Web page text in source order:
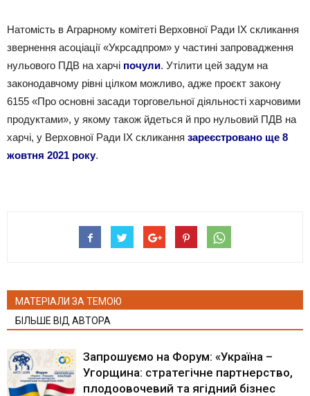
Натомість в Аграрному комітеті Верховної Ради ІХ скликання
звернення асоціації «Укрсадпром» у частині запровадження
нульового ПДВ на харчі почули. Утілити цей задум на
законодавчому рівні цілком можливо, адже проєкт закону
6155 «Про основні засади торговельної діяльності харчовими
продуктами», у якому також йдеться й про нульовий ПДВ на
харчі, у Верховної Ради ІХ скликання зареєстровано ще 8
жовтня 2021 року.
МАТЕРІАЛИ ЗА ТЕМОЮ
БІЛЬШЕ ВІД АВТОРА
Запрошуємо на Форум: «Україна –
Угорщина: стратегічне партнерство,
плодоовочевий та ягідний бізнес